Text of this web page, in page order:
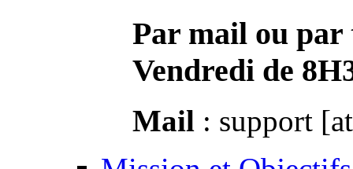
Par mail ou par
Vendredi de
Mail : support